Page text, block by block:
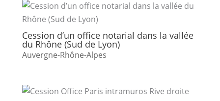
Cession d’un office notarial dans la vallée
du Rhône (Sud de Lyon)
Auvergne-Rhône-Alpes